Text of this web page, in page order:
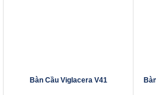
Bàn Cầu Viglacera V41